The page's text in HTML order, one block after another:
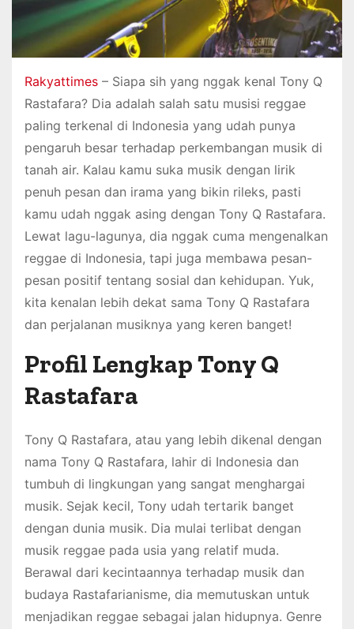
Rakyattimes – Siapa sih yang nggak kenal Tony Q
Rastafara? Dia adalah salah satu musisi reggae
paling terkenal di Indonesia yang udah punya
pengaruh besar terhadap perkembangan musik di
tanah air. Kalau kamu suka musik dengan lirik
penuh pesan dan irama yang bikin rileks, pasti
kamu udah nggak asing dengan Tony Q Rastafara.
Lewat lagu-lagunya, dia nggak cuma mengenalkan
reggae di Indonesia, tapi juga membawa pesan-
pesan positif tentang sosial dan kehidupan. Yuk,
kita kenalan lebih dekat sama Tony Q Rastafara
dan perjalanan musiknya yang keren banget!
Profil Lengkap Tony Q
Rastafara
Tony Q Rastafara, atau yang lebih dikenal dengan
nama Tony Q Rastafara, lahir di Indonesia dan
tumbuh di lingkungan yang sangat menghargai
musik. Sejak kecil, Tony udah tertarik banget
dengan dunia musik. Dia mulai terlibat dengan
musik reggae pada usia yang relatif muda.
Berawal dari kecintaannya terhadap musik dan
budaya Rastafarianisme, dia memutuskan untuk
menjadikan reggae sebagai jalan hidupnya. Genre